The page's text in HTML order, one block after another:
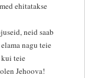
ehitatakse
neid saab
nagu teie
kui teie
Jehoova!